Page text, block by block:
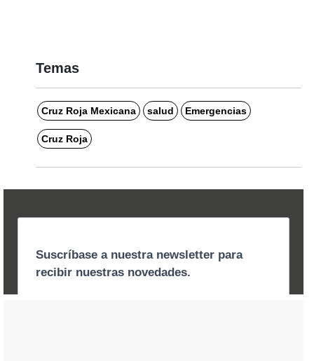
Temas
Cruz Roja Mexicana salud Emergencias
Cruz Roja